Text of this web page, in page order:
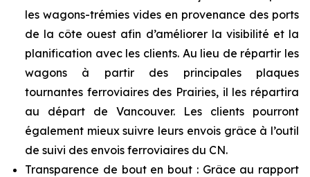
les wagons-trémies vides en provenance des ports
de la côte ouest afin d’améliorer la visibilité et la
planification avec les clients. Au lieu de répartir les
wagons à partir des principales plaques
tournantes ferroviaires des Prairies, il les répartira
au départ de Vancouver. Les clients pourront
également mieux suivre leurs envois grâce à l’outil
de suivi des envois ferroviaires du CN.
Transparence de bout en bout : Grâce au rapport